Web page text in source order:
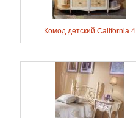
Комод детский California 4